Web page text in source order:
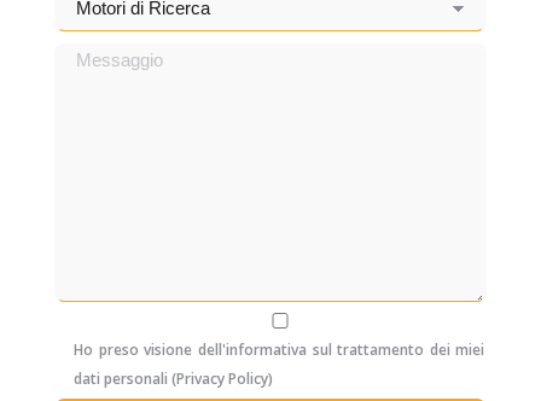
Ho preso visione dell'informativa sul trattamento dei miei
dati personali (Privacy Policy)